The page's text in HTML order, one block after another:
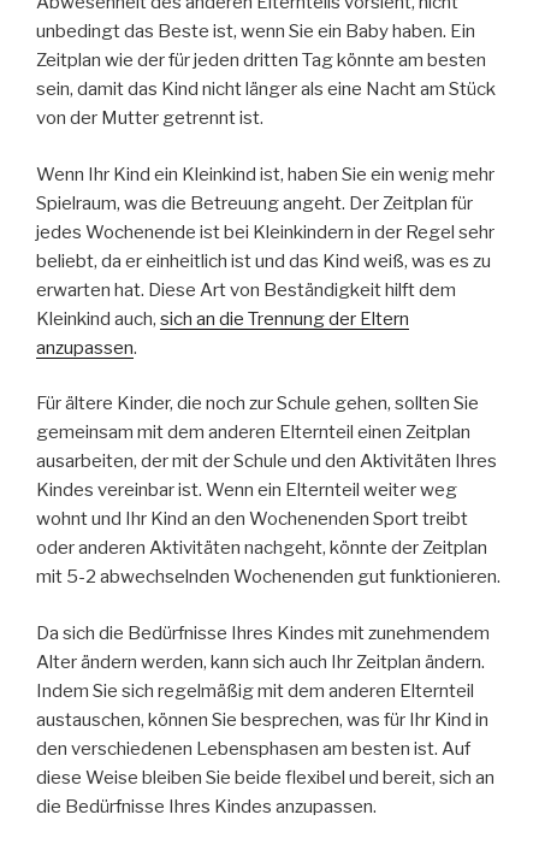
unbedingt das Beste ist, wenn Sie ein Baby haben. Ein
Zeitplan wie der für jeden dritten Tag könnte am besten
sein, damit das Kind nicht länger als eine Nacht am Stück
von der Mutter getrennt ist.
Wenn Ihr Kind ein Kleinkind ist, haben Sie ein wenig mehr
Spielraum, was die Betreuung angeht. Der Zeitplan für
jedes Wochenende ist bei Kleinkindern in der Regel sehr
beliebt, da er einheitlich ist und das Kind weiß, was es zu
erwarten hat. Diese Art von Beständigkeit hilft dem
Kleinkind auch, sich an die Trennung der Eltern
anzupassen.
Für ältere Kinder, die noch zur Schule gehen, sollten Sie
gemeinsam mit dem anderen Elternteil einen Zeitplan
ausarbeiten, der mit der Schule und den Aktivitäten Ihres
Kindes vereinbar ist. Wenn ein Elternteil weiter weg
wohnt und Ihr Kind an den Wochenenden Sport treibt
oder anderen Aktivitäten nachgeht, könnte der Zeitplan
mit 5-2 abwechselnden Wochenenden gut funktionieren.
Da sich die Bedürfnisse Ihres Kindes mit zunehmendem
Alter ändern werden, kann sich auch Ihr Zeitplan ändern.
Indem Sie sich regelmäßig mit dem anderen Elternteil
austauschen, können Sie besprechen, was für Ihr Kind in
den verschiedenen Lebensphasen am besten ist. Auf
diese Weise bleiben Sie beide flexibel und bereit, sich an
die Bedürfnisse Ihres Kindes anzupassen.